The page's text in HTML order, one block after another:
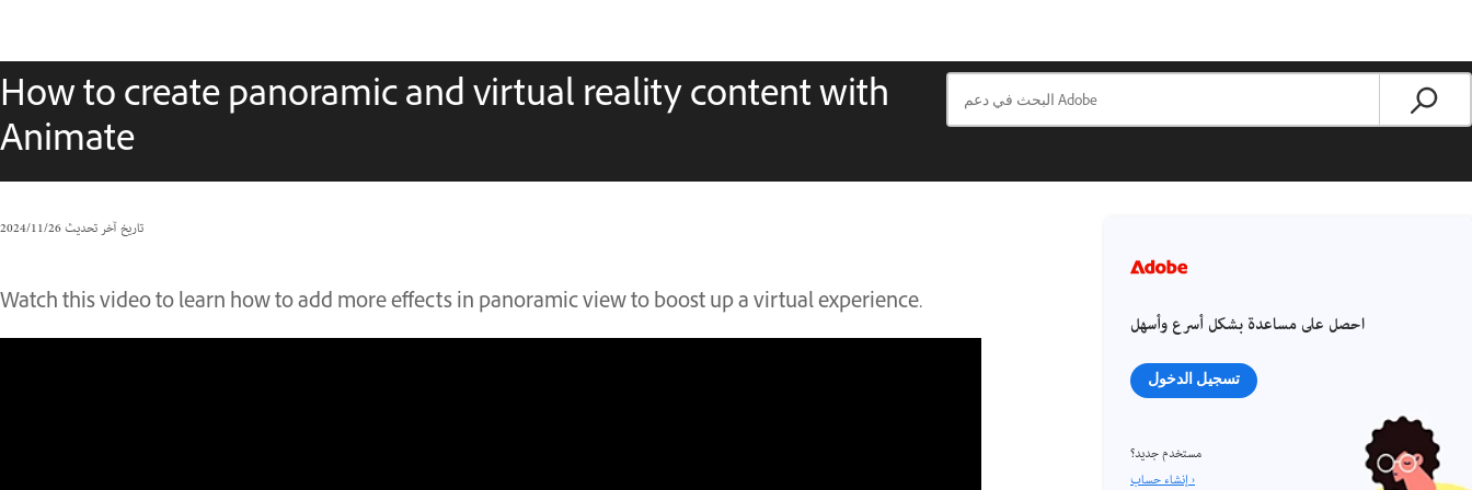
How to create panoramic and virtual reality content with
Animate
تاريخ آخر تحديث26‏/11‏/2024
Watch this video to learn how to add more effects in panoramic view to boost up a virtual experience.
احصل على مساعدة بشكل أسرع وأسهل
تسجيل الدخول
مستخدم جديد؟
إنشاء حساب ›